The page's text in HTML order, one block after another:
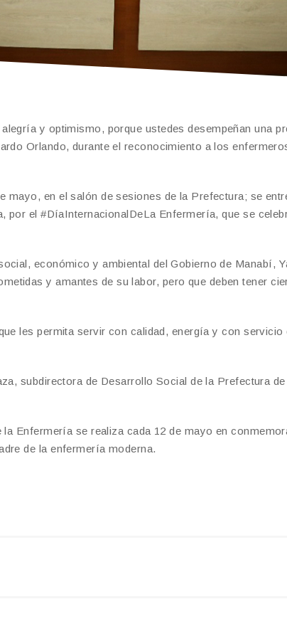
y optimismo, porque ustedes desempeñan una
Orlando, durante el reconocimiento a los
mayo, en el salón de sesiones de la Prefectura; se
por el #DíaInternacionalDeLa Enfermería, que se
económico y ambiental del Gobierno de Manabí,
y amantes de su labor, pero que deben tener
les permita servir con calidad, energía y con
subdirectora de Desarrollo Social de la Prefectura
Enfermería se realiza cada 12 de mayo en
de la enfermería moderna.